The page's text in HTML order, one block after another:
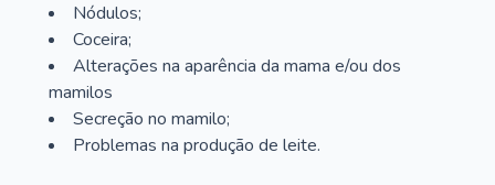
Nódulos;
Coceira;
Alterações na aparência da mama e/ou dos
mamilos
Secreção no mamilo;
Problemas na produção de leite.